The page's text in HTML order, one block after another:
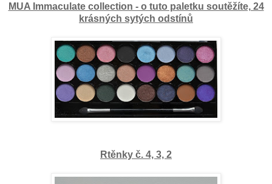
MUA Immaculate collection - o tuto paletku soutěžíte, 24
krásných sytých odstínů
Rtěnky č. 4, 3, 2